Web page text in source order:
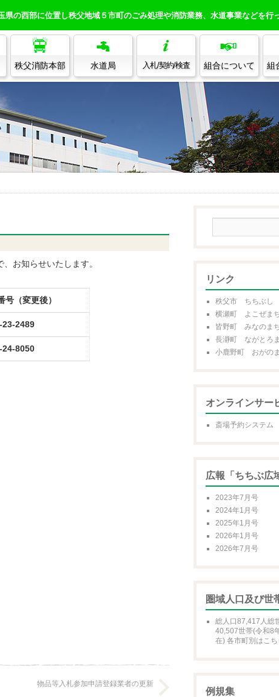
県の西部に位置し秩父地域５市町のごみ処理や消防業務、水道事業などを行
秩父消防本部 水道局 入札/契約/検査 組合について 組
お知らせいたします。
号（変更後）
23-2489
24-8050
物品等入札参加申請登録業者の更新
リンク
秩父市 ちちぶし
横瀬町 よこぜま
皆野町 みなのま
長瀞町 ながとろ
小鹿野町 おがの
オンラインサー
斎場予約システム
広報「ちちぶ広
2023年7月号
2024年1月号
2025年1月号
2026年1月号
2026年7月号
圏域人口及び世
総人口87,417人総
40,507世帯(令和8
在) 各市町別はこち
例規集